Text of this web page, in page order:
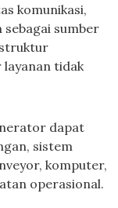
komunikasi,
sumber
tidak
dapat
sistem
komputer,
operasional.